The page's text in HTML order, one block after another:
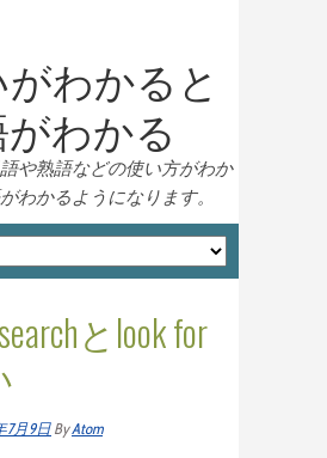
わかると
わかる
や熟語などの使い方がわか
わかるようになります。
とlook for
7月9日 ByAtom